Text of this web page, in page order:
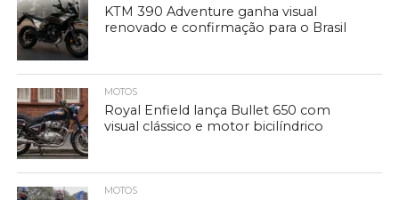
KTM 390 Adventure ganha visual
renovado e confirmação para o Brasil
MOTOS
Royal Enfield lança Bullet 650 com
visual clássico e motor bicilíndrico
MOTOS